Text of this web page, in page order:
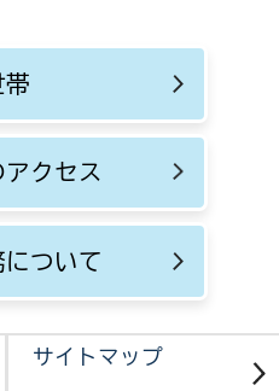
帯
クセス
ついて
サイトマップ